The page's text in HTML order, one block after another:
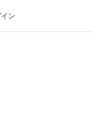
ン